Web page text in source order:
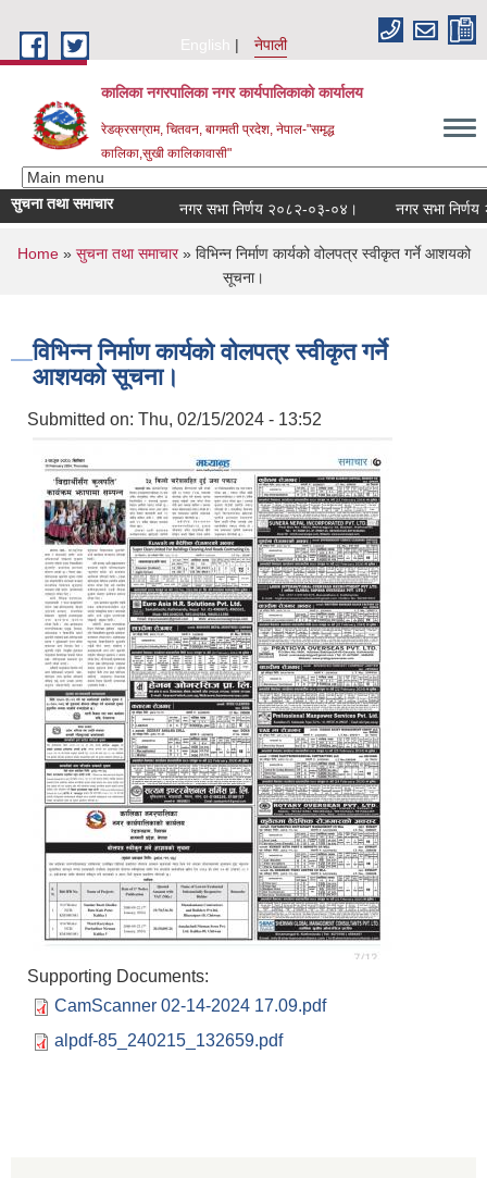
English
नेपाली
कालिका नगरपालिका नगर कार्यपालिकाकाे कार्यालय
रेडक्रसग्राम, चितवन, बागमती प्रदेश, नेपाल-"समृद्ध
कालिका,सुखी कालिकावासी"
सुचना तथा समाचार नगर सभा निर्णय २०८२-०३-०४। नगर सभा निर्णय
You are here
Home» सुचना तथा समाचार» विभिन्न निर्माण कार्यको वोलपत्र स्वीकृत गर्ने आशयको
सूचना।
विभिन्न निर्माण कार्यको वोलपत्र स्वीकृत गर्ने
आशयको सूचना।
Submitted on: Thu, 02/15/2024 - 13:52
Supporting Documents:
CamScanner 02-14-2024 17.09.pdf
alpdf-85_240215_132659.pdf